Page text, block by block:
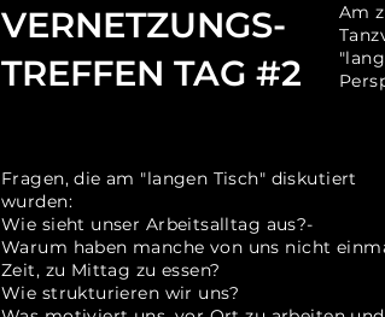
Fragen, die am "langen Tisch" diskutiert
wurden:
Wie sieht unser Arbeitsalltag aus?-
Warum haben manche von uns nicht
Zeit, zu Mittag zu essen?
Wie strukturieren wir uns?
VERNETZUNGS-
TREFFEN TAG #2
Am